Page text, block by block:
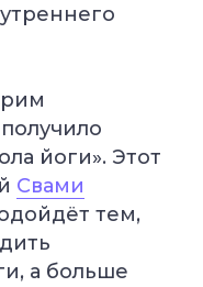
йоги». Этот
Свами
тем,
а больше